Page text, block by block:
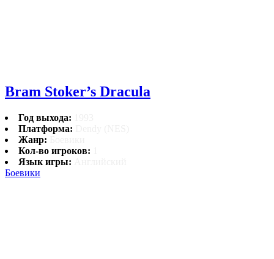
Bram Stoker’s Dracula
Год выхода:
Платформа:
Жанр:
Кол-во игроков:
Язык игры:
Боевики